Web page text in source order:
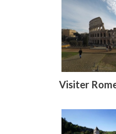
Visiter